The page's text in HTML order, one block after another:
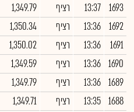
1693
13:37 רציף 1,349.79
1692
13:36 רציף 1,350.34
1691
13:36 רציף 1,350.02
1690
13:36 רציף 1,349.59
1689
13:36 רציף 1,349.79
1688
13:35 רציף 1,349.71